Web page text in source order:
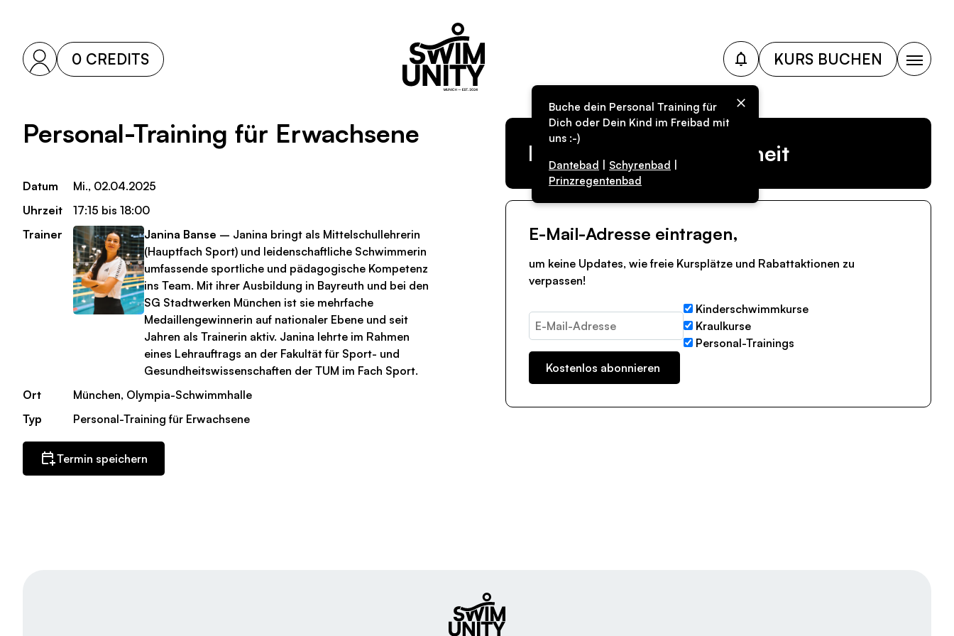
0 CREDITS
Buche dein Personal Training für
Dich oder Dein Kind im Freibad mit
uns :-)
Dantebad
Schyrenbad
Prinzregentenbad
KURS BUCHEN
Personal-Training für Erwachsene
Datum
Mi., 02.04.2025
Uhrzeit
17:15 bis 18:00
Trainer
Janina Banse – Janina bringt als Mittelschullehrerin
(Hauptfach Sport) und leidenschaftliche Schwimmerin
umfassende sportliche und pädagogische Kompetenz
ins Team. Mit ihrer Ausbildung in Bayreuth und bei den
SG Stadtwerken München ist sie mehrfache
Medaillengewinnerin auf nationaler Ebene und seit
Jahren als Trainerin aktiv. Janina lehrte im Rahmen
eines Lehrauftrags an der Fakultät für Sport- und
Gesundheitswissenschaften der TUM im Fach Sport.
Ort
München, Olympia-Schwimmhalle
Typ
Personal-Training für Erwachsene
Termin speichern
Kurs in der Vergangenheit
E-Mail-Adresse eintragen,
um keine Updates, wie freie Kursplätze und Rabattaktionen zu
verpassen!
Kinderschwimmkurse
Kraulkurse
Personal-Trainings